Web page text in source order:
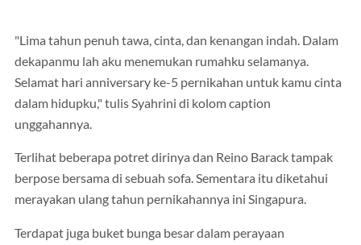
"Lima tahun penuh tawa, cinta, dan kenangan indah. Dalam
dekapanmu lah aku menemukan rumahku selamanya.
Selamat hari anniversary ke-5 pernikahan untuk kamu cinta
dalam hidupku," tulis Syahrini di kolom caption
unggahannya.
Terlihat beberapa potret dirinya dan Reino Barack tampak
berpose bersama di sebuah sofa. Sementara itu diketahui
merayakan ulang tahun pernikahannya ini Singapura.
Terdapat juga buket bunga besar dalam perayaan